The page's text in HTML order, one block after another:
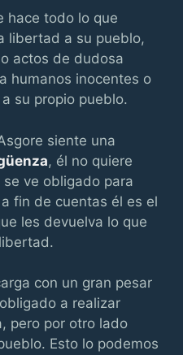
hace todo lo que
libertad a su pueblo,
actos de dudosa
humanos inocentes o
su propio pueblo.
siente una
, él no quiere
ve obligado para
fin de cuentas él es el
les devuelva lo que
con un gran pesar
a realizar
pero por otro lado
Esto lo podemos